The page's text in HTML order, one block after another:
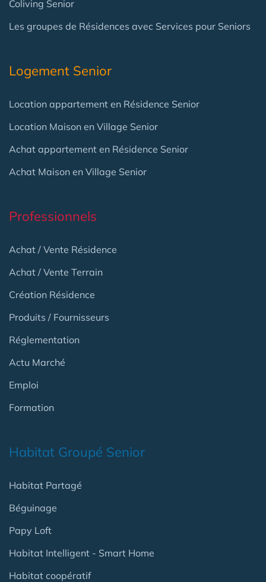
Coliving Senior
Les groupes de Résidences avec Services pour Seniors
Logement Senior
Location appartement en Résidence Senior
Location Maison en Village Senior
Achat appartement en Résidence Senior
Achat Maison en Village Senior
Professionnels
Achat / Vente Résidence
Achat / Vente Terrain
Création Résidence
Produits / Fournisseurs
Réglementation
Actu Marché
Emploi
Formation
Habitat Groupé Senior
Habitat Partagé
Béguinage
Papy Loft
Habitat Intelligent - Smart Home
Habitat coopératif